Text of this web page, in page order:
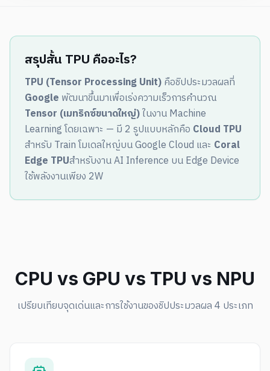
สรุปสั้น TPU คืออะไร?
TPU (Tensor Processing Unit)คือชิปประมวลผลที่
Google พัฒนาขึ้นมาเพื่อเร่งความเร็วการคำนวณ
Tensor (เมทริกซ์ขนาดใหญ่)ในงาน Machine
Learning โดยเฉพาะ — มี 2 รูปแบบหลักคือ Cloud TPU
สำหรับ Train โมเดลใหญ่บน Google Cloud และ Coral
Edge TPUสำหรับงาน AI Inference บน Edge Device
ใช้พลังงานเพียง 2W
CPU vs GPU vs TPU vs NPU
เปรียบเทียบจุดเด่นและการใช้งานของชิปประมวลผล 4 ประเภท